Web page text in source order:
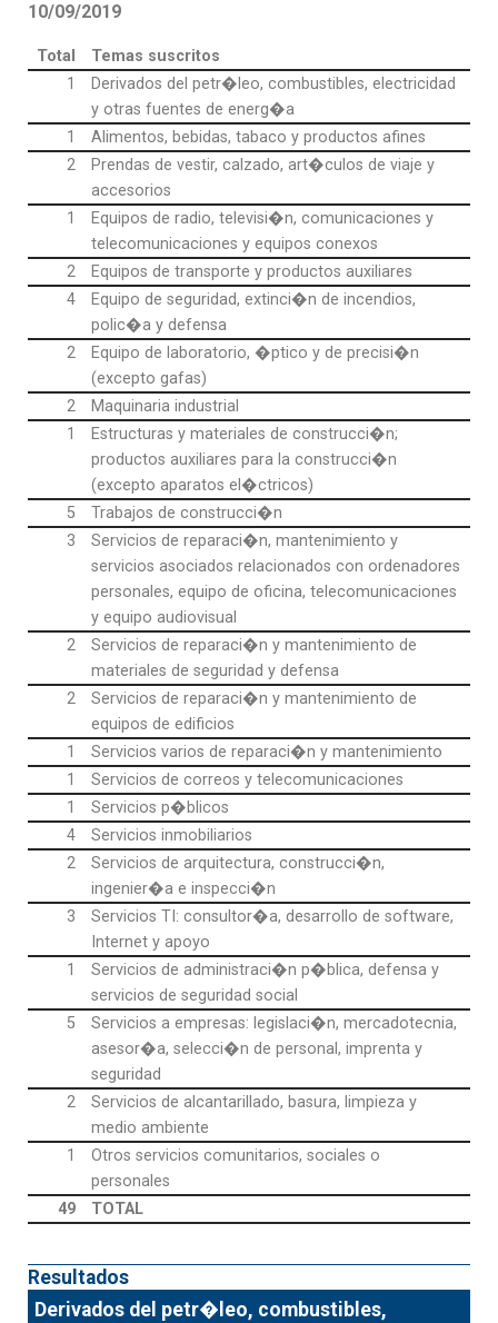
10/09/2019
Total
Temas suscritos
1
Derivados del petr�leo, combustibles, electricidad
y otras fuentes de energ�a
1
Alimentos, bebidas, tabaco y productos afines
2
Prendas de vestir, calzado, art�culos de viaje y
accesorios
1
Equipos de radio, televisi�n, comunicaciones y
telecomunicaciones y equipos conexos
2
Equipos de transporte y productos auxiliares
4
Equipo de seguridad, extinci�n de incendios,
polic�a y defensa
2
Equipo de laboratorio, �ptico y de precisi�n
(excepto gafas)
2
Maquinaria industrial
1
Estructuras y materiales de construcci�n;
productos auxiliares para la construcci�n
(excepto aparatos el�ctricos)
5
Trabajos de construcci�n
3
Servicios de reparaci�n, mantenimiento y
servicios asociados relacionados con ordenadores
personales, equipo de oficina, telecomunicaciones
y equipo audiovisual
2
Servicios de reparaci�n y mantenimiento de
materiales de seguridad y defensa
2
Servicios de reparaci�n y mantenimiento de
equipos de edificios
1
Servicios varios de reparaci�n y mantenimiento
1
Servicios de correos y telecomunicaciones
1
Servicios p�blicos
4
Servicios inmobiliarios
2
Servicios de arquitectura, construcci�n,
ingenier�a e inspecci�n
3
Servicios TI: consultor�a, desarrollo de software,
Internet y apoyo
1
Servicios de administraci�n p�blica, defensa y
servicios de seguridad social
5
Servicios a empresas: legislaci�n, mercadotecnia,
asesor�a, selecci�n de personal, imprenta y
seguridad
2
Servicios de alcantarillado, basura, limpieza y
medio ambiente
1
Otros servicios comunitarios, sociales o
personales
49
TOTAL
Resultados
Derivados del petr�leo, combustibles,